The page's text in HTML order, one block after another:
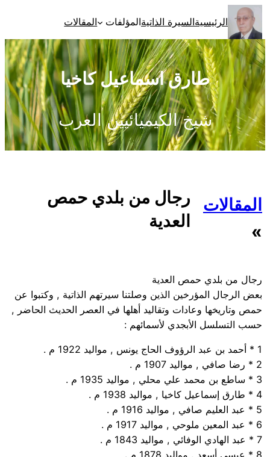
تخطى
إلى
المحتوى
الرئيسيةالسيرة الذاتيةالمؤلفات المقالات
طارق اسماعيل كاخيا
شيخ الكيميائيين العرب
المقالات
»
رجال من بلدي حمص
العدية
رجال من بلدي حمص العدية
بعض الرجال المؤرخين الذين وصلتنا سيرتهم الذاتية , وكتبوا عن
حمص وتاريخها وعادات وتقاليد أهلها في العصر الحديث الحاضر ,
حسب التسلسل الأبجدي لأسمائهم :
1 * أحمد بن عبد الرؤوف الحاج يونس , مواليد 1922 م .
2 * رضا صافي , مواليد 1907 م .
3 * ساطع بن محمد علي محلي , مواليد 1935 م .
4 * طارق إسماعيل كاخيا , مواليد 1938 م .
5 * عبد العليم صافي , مواليد 1916 م .
6 * عبد المعين ملوحي , مواليد 1917 م .
7 * عبد الهادي الوفائي , مواليد 1843 م .